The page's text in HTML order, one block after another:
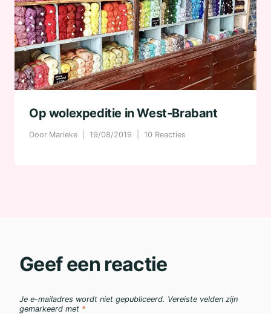
Op wolexpeditie in West-Brabant
Door Marieke 19/08/2019 10 Reacties
Geef een reactie
Je e-mailadres wordt niet gepubliceerd. Vereiste velden zijn
gemarkeerd met *